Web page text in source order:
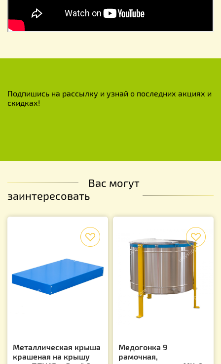
Подпишись на рассылку и узнай о последних акциях и
скидках!
Вас могут
заинтересовать
Металлическая крыша
крашеная на крышу
Медогонка 9
рамочная,